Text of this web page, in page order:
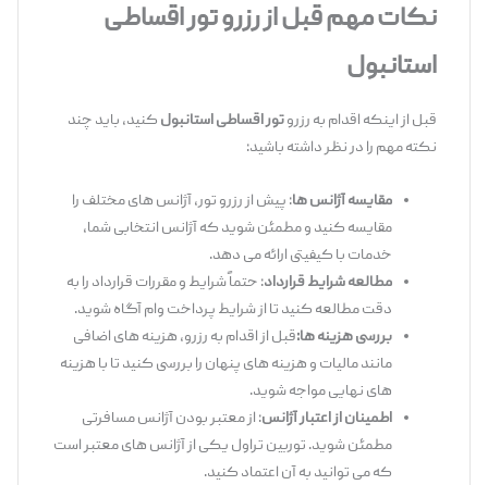
نکات مهم قبل از رزرو تور اقساطی
استانبول
قبل از اینکه اقدام به رزروتور اقساطی استانبولکنید، باید چند
نکته مهم را در نظر داشته باشید:
مقایسه آژانس ‌ها: پیش از رزرو تور، آژانس ‌های مختلف را
مقایسه کنید و مطمئن شوید که آژانس انتخابی شما،
خدمات با کیفیتی ارائه می ‌دهد.
مطالعه شرایط قرارداد: حتماً شرایط و مقررات قرارداد را به
دقت مطالعه کنید تا از شرایط پرداخت وام آگاه شوید.
بررسی هزینه ‌ها:قبل از اقدام به رزرو، هزینه‌ های اضافی
مانند مالیات و هزینه ‌های پنهان را بررسی کنید تا با هزینه
‌های نهایی مواجه شوید.
اطمینان از اعتبار آژانس: از معتبر بودن آژانس مسافرتی
مطمئن شوید. توربین تراول یکی از آژانس ‌های معتبر است
که می ‌توانید به آن اعتماد کنید.